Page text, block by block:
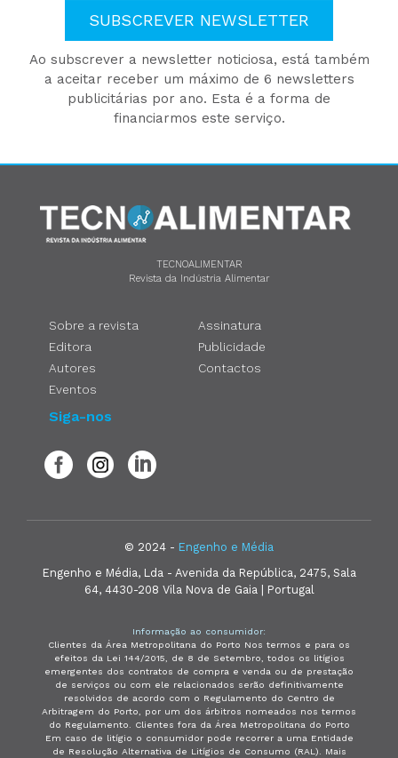
SUBSCREVER NEWSLETTER
Ao subscrever a newsletter noticiosa, está também
a aceitar receber um máximo de 6 newsletters
publicitárias por ano. Esta é a forma de
financiarmos este serviço.
TECNOALIMENTAR
Revista da Indústria Alimentar
Sobre a revista
Editora
Autores
Eventos
Assinatura
Publicidade
Contactos
Siga-nos
© 2024 - Engenho e Média
Engenho e Média, Lda - Avenida da República, 2475, Sala
64, 4430-208 Vila Nova de Gaia | Portugal
Informação ao consumidor:
Clientes da Área Metropolitana do Porto Nos termos e para os
efeitos da Lei 144/2015, de 8 de Setembro, todos os litígios
emergentes dos contratos de compra e venda ou de prestação
de serviços ou com ele relacionados serão definitivamente
resolvidos de acordo com o Regulamento do Centro de
Arbitragem do Porto, por um dos árbitros nomeados nos termos
do Regulamento. Clientes fora da Área Metropolitana do Porto
Em caso de litígio o consumidor pode recorrer a uma Entidade
de Resolução Alternativa de Litígios de Consumo (RAL). Mais